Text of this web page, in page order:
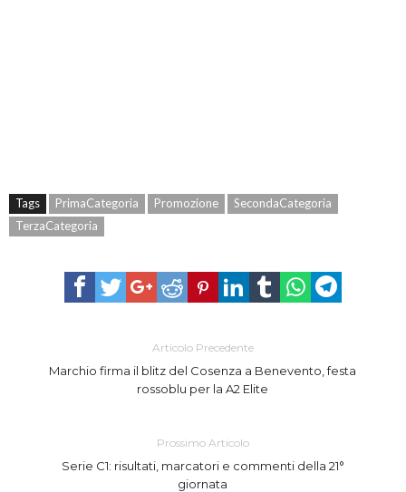
Tags PrimaCategoria Promozione
SecondaCategoria
TerzaCategoria
Articolo Precedente
Marchio firma il blitz del Cosenza a Benevento, festa
rossoblu per la A2 Elite
Prossimo Articolo
Serie C1: risultati, marcatori e commenti della 21°
giornata